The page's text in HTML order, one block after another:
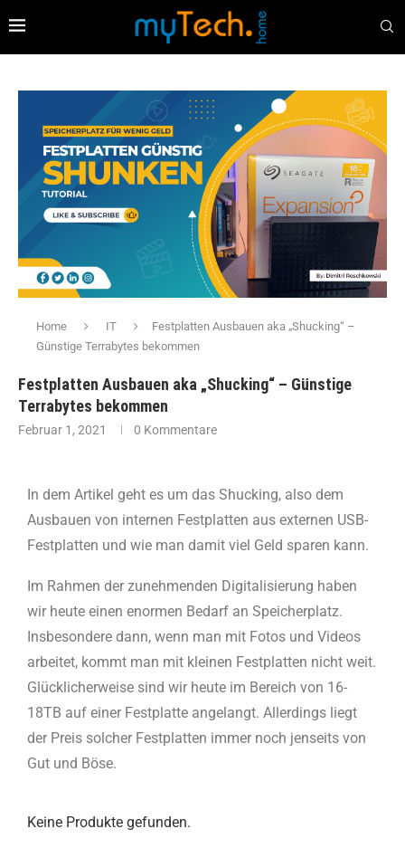
Home IT
Festplatten Ausbauen aka „Shucking“ –
Günstige Terrabytes bekommen
Festplatten Ausbauen aka „Shucking“ – Günstige
Terrabytes bekommen
Februar 1, 2021 0 Kommentare
In dem Artikel geht es um das Shucking, also dem
Ausbauen von internen Festplatten aus externen USB-
Festplatten und wie man damit viel Geld sparen kann.
Im Rahmen der zunehmenden Digitalisierung haben
wir heute einen enormen Bedarf an Speicherplatz.
Insbesondere dann, wenn man mit Fotos und Videos
arbeitet, kommt man mit kleinen Festplatten nicht weit.
Glücklicherweise sind wir heute im Bereich von 16-
18TB auf einer Festplatte angelangt. Allerdings liegt
der Preis solcher Festplatten immer noch jenseits von
Gut und Böse.
Keine Produkte gefunden.